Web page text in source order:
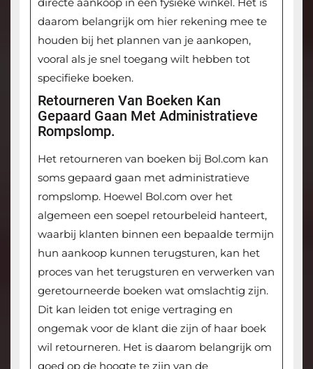
daarom belangrijk om hier rekening mee te
houden bij het plannen van je aankopen,
vooral als je snel toegang wilt hebben tot
specifieke boeken.
Retourneren Van Boeken Kan
Gepaard Gaan Met Administratieve
Rompslomp.
Het retourneren van boeken bij Bol.com kan
soms gepaard gaan met administratieve
rompslomp. Hoewel Bol.com over het
algemeen een soepel retourbeleid hanteert,
waarbij klanten binnen een bepaalde termijn
hun aankoop kunnen terugsturen, kan het
proces van het terugsturen en verwerken van
geretourneerde boeken wat omslachtig zijn.
Dit kan leiden tot enige vertraging en
ongemak voor de klant die zijn of haar boek
wil retourneren. Het is daarom belangrijk om
goed op de hoogte te zijn van de